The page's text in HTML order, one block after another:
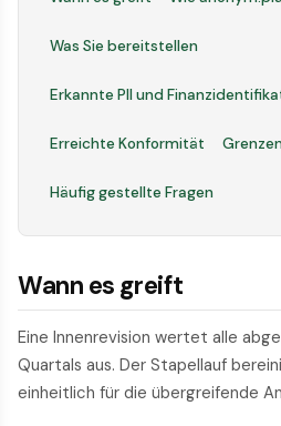
Was Sie bereitstellen
Erkannte PII und
Erreichte Konformität
Häufig gestellte Fragen
Wann es greift
Eine Innenrevision wertet alle
Quartals aus. Der Stapellauf
einheitlich für die übergreifende